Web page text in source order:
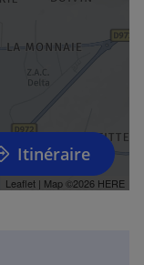
Leaflet | Map ©2026 HERE
Itinéraire